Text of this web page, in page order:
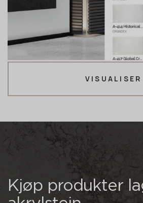
VISUALISER
Kjøp produkter